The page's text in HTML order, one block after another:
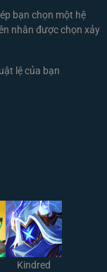
bạn chọn một hệ
nhân được chọn xảy
lệ của bạn
Kindred